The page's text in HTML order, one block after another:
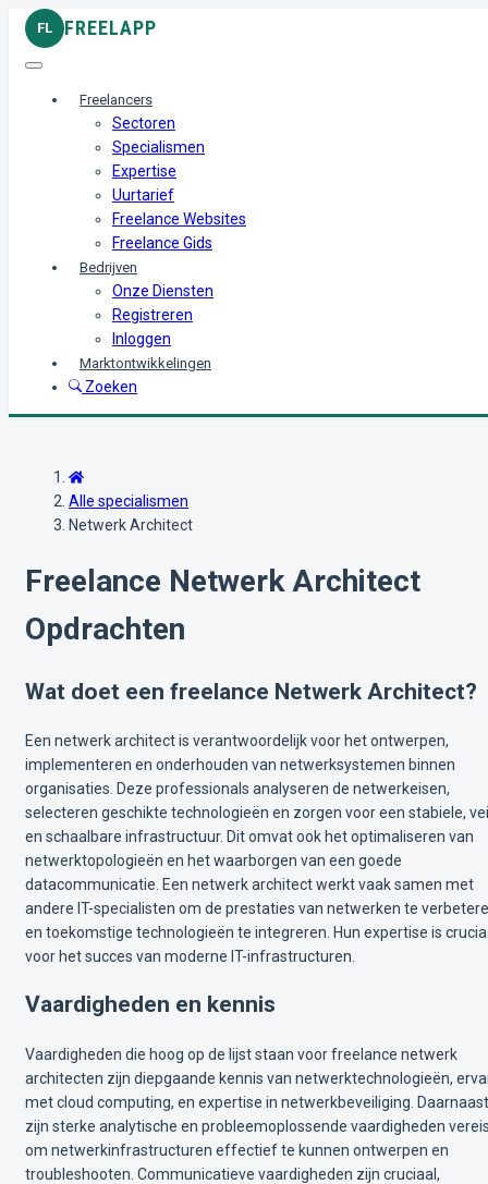
FL FREELAPP
Freelancers
Sectoren
Specialismen
Expertise
Uurtarief
Freelance Websites
Freelance Gids
Bedrijven
Onze Diensten
Registreren
Inloggen
Marktontwikkelingen
Zoeken
Alle specialismen
Netwerk Architect
Freelance Netwerk Architect
Opdrachten
Wat doet een freelance Netwerk Architect?
Een netwerk architect is verantwoordelijk voor het ontwerpen,
implementeren en onderhouden van netwerksystemen binnen
organisaties. Deze professionals analyseren de netwerkeisen,
selecteren geschikte technologieën en zorgen voor een stabiele,
en schaalbare infrastructuur. Dit omvat ook het optimaliseren van
netwerktopologieën en het waarborgen van een goede
datacommunicatie. Een netwerk architect werkt vaak samen met
andere IT-specialisten om de prestaties van netwerken te
en toekomstige technologieën te integreren. Hun expertise is
voor het succes van moderne IT-infrastructuren.
Vaardigheden en kennis
Vaardigheden die hoog op de lijst staan voor freelance netwerk
architecten zijn diepgaande kennis van netwerktechnologieën,
met cloud computing, en expertise in netwerkbeveiliging. Daarnaast
zijn sterke analytische en probleemoplossende vaardigheden
om netwerkinfrastructuren effectief te kunnen ontwerpen en
troubleshooten. Communicatieve vaardigheden zijn cruciaal,